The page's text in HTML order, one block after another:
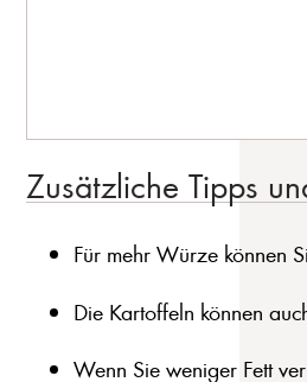
Zusätzliche Tipps
Für mehr Würze können
Die Kartoffeln können
Wenn Sie weniger Fett